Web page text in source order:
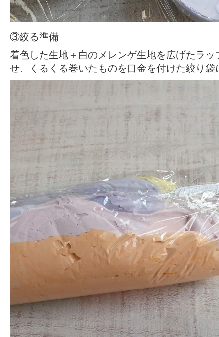
③絞る準備
着色した生地＋白のメレンゲ生地を広げたラッ
せ、くるくる巻いたものを口金を付けた絞り袋